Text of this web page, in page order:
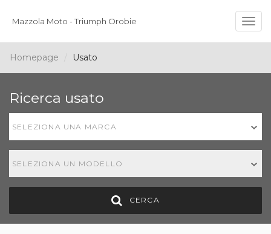
Mazzola Moto - Triumph Orobie
Homepage Usato
Ricerca usato
SELEZIONA UNA MARCA
SELEZIONA UN MODELLO
CERCA